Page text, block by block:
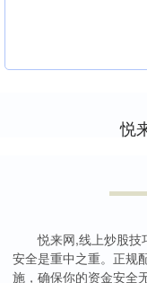
悦
悦来网,线上炒股技
安全是重中之重。正规
施，确保你的资金安全